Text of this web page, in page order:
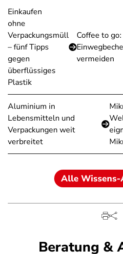
Einkaufen
ohne
Verpackungsmüll
– fünf Tipps
gegen
überflüssiges
Plastik
Coffee to go:
vermeiden
Aluminium in
Lebensmitteln und
Verpackungen weit
verbreitet
Alle
Beratung &